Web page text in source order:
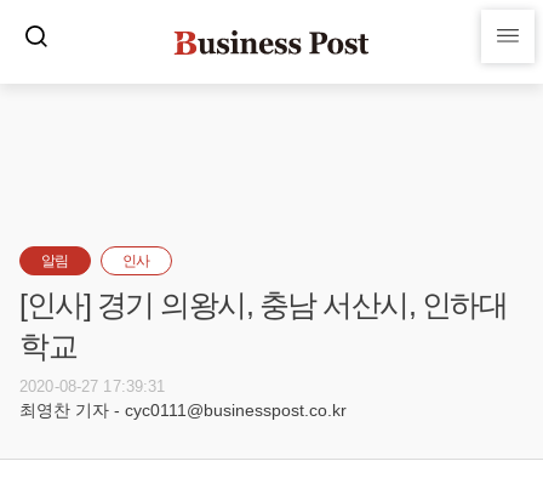
알림 인사
[인사] 경기 의왕시, 충남 서산시, 인하대
학교
2020-08-27 17:39:31
최영찬 기자 - cyc0111@businesspost.co.kr